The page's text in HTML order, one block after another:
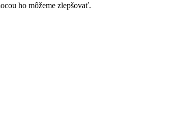
ho môžeme zlepšovať.